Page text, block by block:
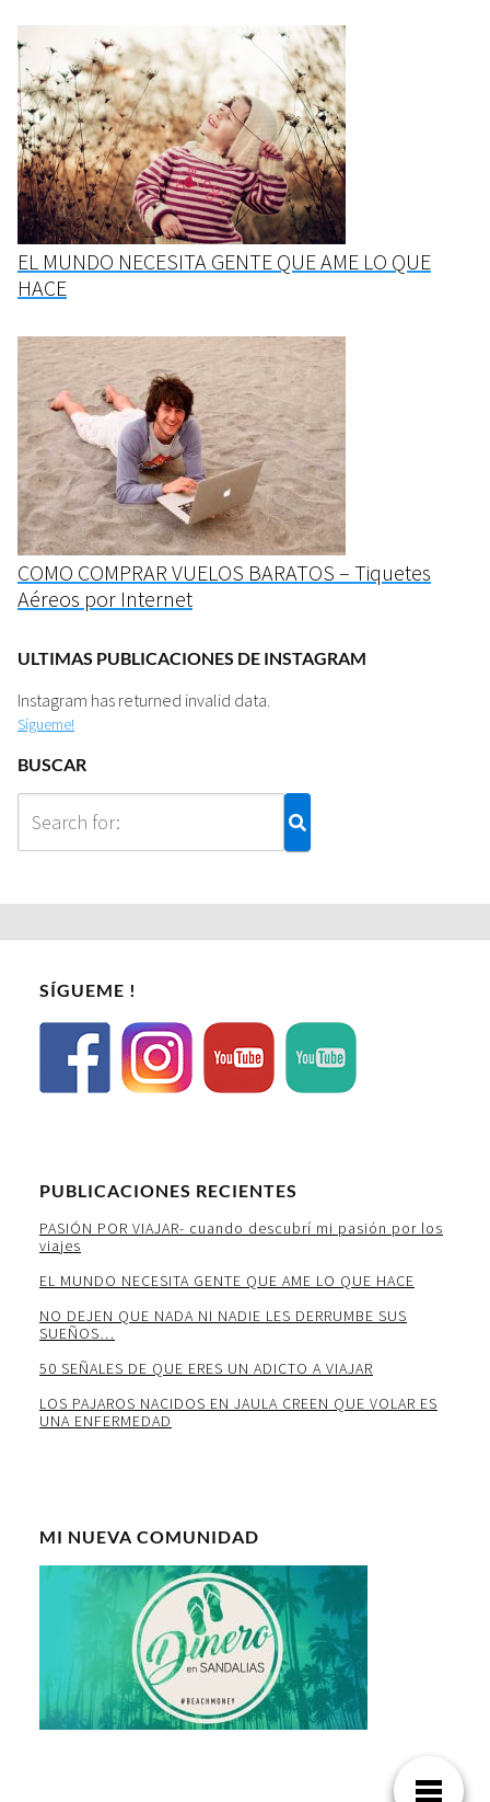
EL MUNDO NECESITA GENTE QUE AME LO QUE
HACE
COMO COMPRAR VUELOS BARATOS – Tiquetes
Aéreos por Internet
ULTIMAS PUBLICACIONES DE INSTAGRAM
Instagram has returned invalid data.
Sígueme!
BUSCAR
SÍGUEME !
PUBLICACIONES RECIENTES
PASIÓN POR VIAJAR- cuando descubrí mi pasión por los
viajes
EL MUNDO NECESITA GENTE QUE AME LO QUE HACE
NO DEJEN QUE NADA NI NADIE LES DERRUMBE SUS
SUEÑOS…
50 SEÑALES DE QUE ERES UN ADICTO A VIAJAR
LOS PAJAROS NACIDOS EN JAULA CREEN QUE VOLAR ES
UNA ENFERMEDAD
MI NUEVA COMUNIDAD